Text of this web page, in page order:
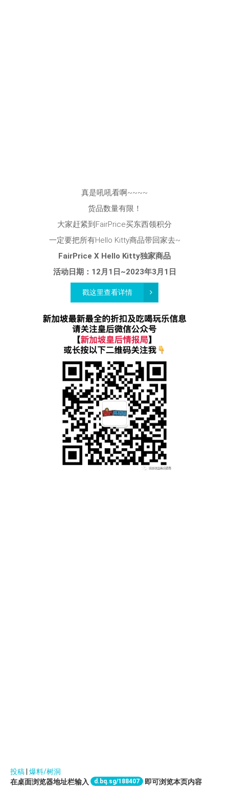
真是吼吼看啊~~~~
货品数量有限！
大家赶紧到FairPrice买东西领积分
一定要把所有Hello Kitty商品带回家去~
FairPrice X Hello Kitty独家商品
活动日期：12月1日~2023年3月1日
戳这里查看详情
投稿 爆料/树洞
在桌面浏览器地址栏输入
d.bq.sg/188407 即可浏览本页内容